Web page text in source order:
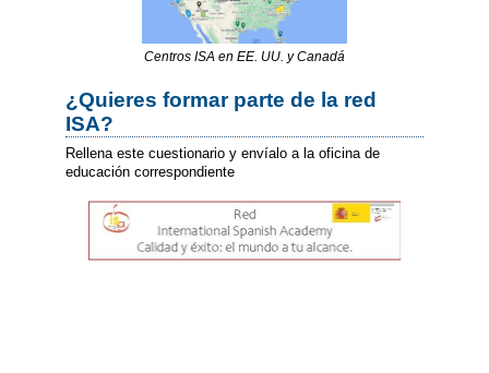
Centros ISA en EE. UU. y Canadá
¿Quieres formar parte de la red
ISA?
Rellena este cuestionario y envíalo a la oficina de
educación correspondiente